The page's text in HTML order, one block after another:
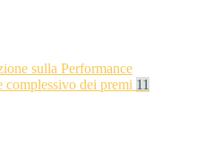
sulla Performance
complessivo dei premi 11